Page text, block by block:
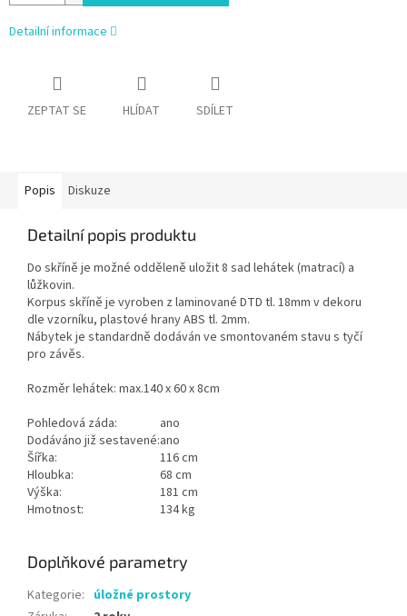
Detailní informace
ZEPTAT SE HLÍDAT SDÍLET
Popis Diskuze
Detailní popis produktu
Do skříně je možné odděleně uložit 8 sad lehátek (matrací) a
lůžkovin.
Korpus skříně je vyroben z laminované DTD tl. 18mm v dekoru
dle vzorníku, plastové hrany ABS tl. 2mm.
Nábytek je standardně dodáván ve smontovaném stavu s tyčí
pro závěs.
Rozměr lehátek: max.140 x 60 x 8cm
Pohledová záda:
ano
Dodáváno již sestavené:ano
Šířka:
116 cm
Hloubka:
68 cm
Výška:
181 cm
Hmotnost:
134 kg
Doplňkové parametry
Kategorie: úložné prostory